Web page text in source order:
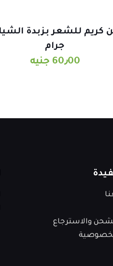
جرام
60٫00 جنيه
والاسترجاع